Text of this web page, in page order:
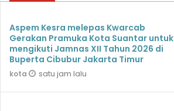
Aspem Kesra melepas Kwarcab
Gerakan Pramuka Kota Suantar untuk
mengikuti Jamnas XII Tahun 2026 di
Buperta Cibubur Jakarta Timur
kota satu jam lalu